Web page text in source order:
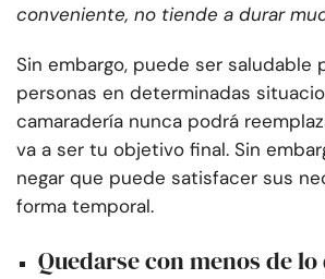
conveniente, no tiende a durar
Sin embargo, puede ser saludable
personas en determinadas
camaradería nunca podrá
va a ser tu objetivo final. Sin
negar que puede satisfacer sus
forma temporal.
Quedarse con menos de lo